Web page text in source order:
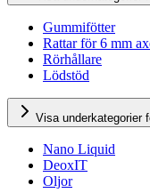
Gummifötter
Rattar för 6 mm
Rörhållare
Lödstöd
Visa underkategorier
Nano Liquid
DeoxIT
Oljor